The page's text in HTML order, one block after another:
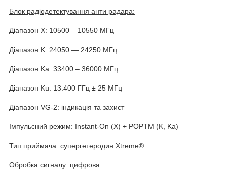
Блок радіодетектування анти радара:
Діапазон X: 10500 – 10550 МГц
Діапазон K: 24050 — 24250 МГц
Діапазон Ka: 33400 – 36000 МГц
Діапазон Ku: 13.400 ГГц ± 25 МГц
Діапазон VG-2: індикація та захист
Імпульсний режим: Instant-On (X) + POPTM (K, Ka)
Тип приймача: супергетеродин Xtreme®
Обробка сигналу: цифрова